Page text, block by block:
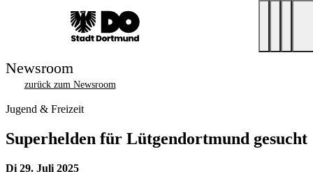
Newsroom
zurück zum Newsroom
Jugend & Freizeit
Superhelden für Lütgendortmund gesucht
Di 29. Juli 2025